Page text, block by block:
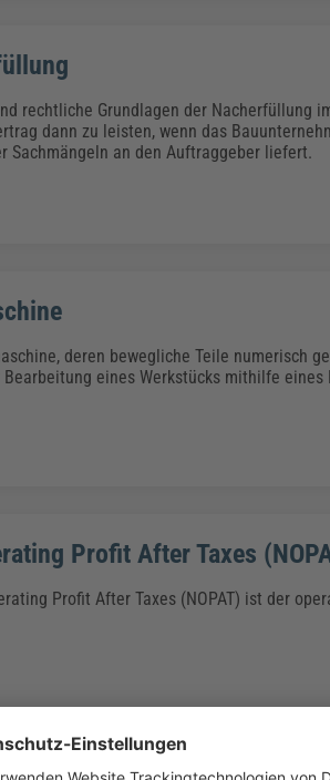
rechtliche Grundlagen der Nacherfüllung
dann zu leisten, wenn das
Sachmängeln an den Auftraggeber liefert.
deren bewegliche Teile numerisch
eines Werkstücks mithilfe eines
Profit After Taxes
Profit After Taxes (NOPAT) ist der